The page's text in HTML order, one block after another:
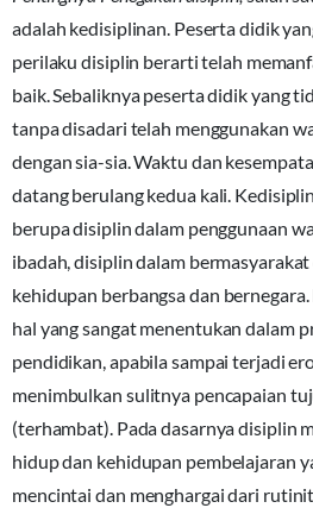
adalah kedisiplinan. Peserta didik
perilaku disiplin berarti telah
baik. Sebaliknya peserta didik yang
tanpa disadari telah menggunakan
dengan sia-sia. Waktu dan
datang berulang kedua kali.
berupa disiplin dalam penggunaan
ibadah, disiplin dalam
kehidupan berbangsa dan
hal yang sangat menentukan dalam
pendidikan, apabila sampai terjadi
menimbulkan sulitnya pencapaian
(terhambat). Pada dasarnya disiplin
hidup dan kehidupan pembelajaran
mencintai dan menghargai dari